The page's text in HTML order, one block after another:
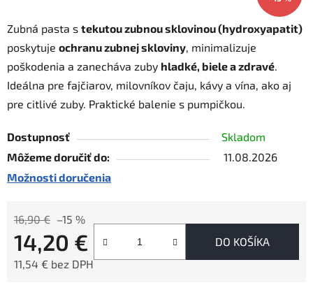
Zubná pasta s tekutou zubnou sklovinou (hydroxyapatit)
poskytuje ochranu zubnej skloviny, minimalizuje
poškodenia a zanecháva zuby hladké, biele a zdravé.
Ideálna pre fajčiarov, milovníkov čaju, kávy a vína, ako aj
pre citlivé zuby. Praktické balenie s pumpičkou.
Dostupnosť
Skladom
Môžeme doručiť do:
11.08.2026
Možnosti doručenia
16,90 € –15 %
14,20 €
11,54 € bez DPH
DO KOŠÍKA